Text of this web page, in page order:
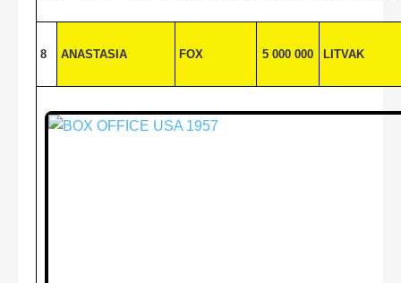
8 ANASTASIA FOX 5 000 000 LITVAK